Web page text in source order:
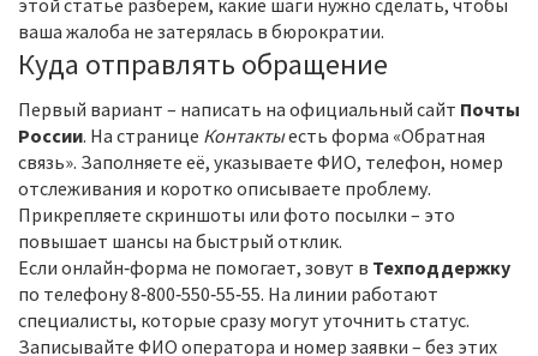
этой статье разберём, какие шаги нужно сделать, чтобы
ваша жалоба не затерялась в бюрократии.
Куда отправлять обращение
Первый вариант – написать на официальный сайт Почты
России. На странице Контактыесть форма «Обратная
связь». Заполняете её, указываете ФИО, телефон, номер
отслеживания и коротко описываете проблему.
Прикрепляете скриншоты или фото посылки – это
повышает шансы на быстрый отклик.
Если онлайн‑форма не помогает, зовут в Техподдержку
по телефону 8‑800‑550‑55‑55. На линии работают
специалисты, которые сразу могут уточнить статус.
Записывайте ФИО оператора и номер заявки – без этих